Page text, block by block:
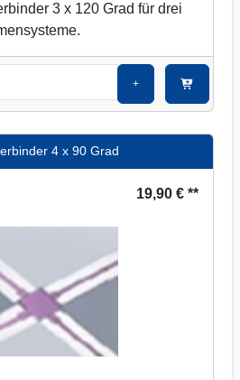
3 x 120 Grad für drei
+
4 x 90 Grad
19,90 € **